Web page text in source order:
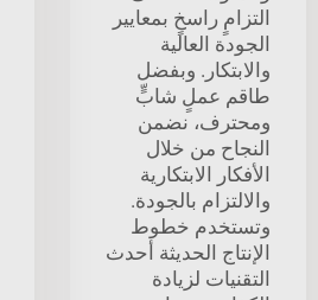
التزامٍ راسخٍ بمعايير
الجودة العالية
والابتكار. وبفضل
طاقم عملٍ شابٍّ
ومحترف، نضمن
النجاح من خلال
الأفكار الابتكارية
والالتزام بالجودة.
وتستخدم خطوط
الإنتاج الحديثة أحدث
التقنيات لزيادة